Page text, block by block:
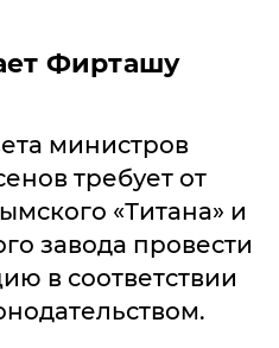
Фирташу
министров
требует от
«Титана» и
завода провести
в соответствии